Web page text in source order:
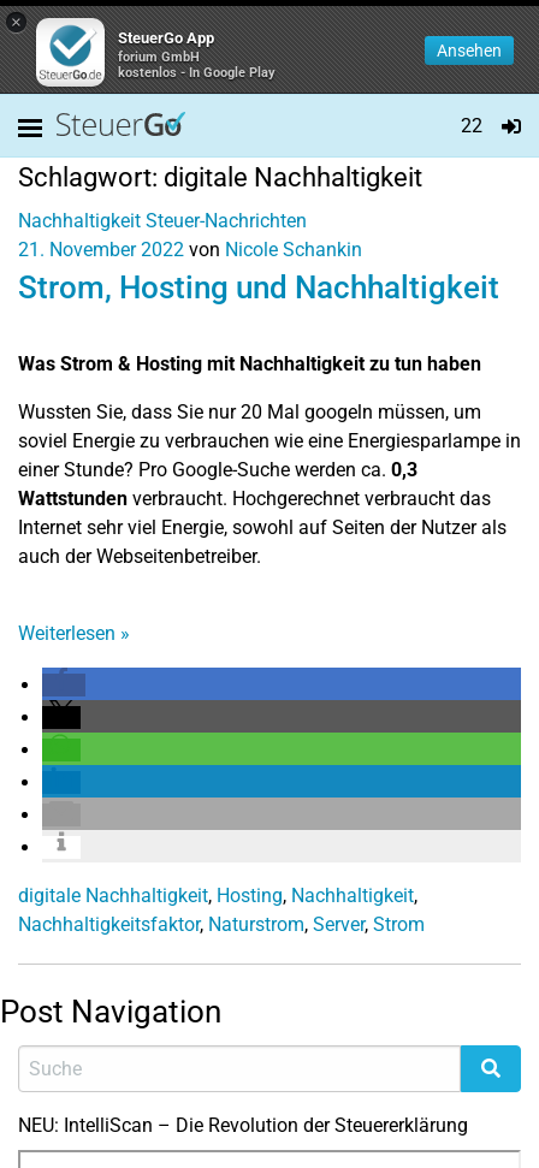
×
SteuerGo App
forium GmbH
kostenlos - In Google Play
Ansehen
22
Schlagwort: digitale Nachhaltigkeit
Nachhaltigkeit Steuer-Nachrichten
21. November 2022 von Nicole Schankin
Strom, Hosting und Nachhaltigkeit
Was Strom & Hosting mit Nachhaltigkeit zu tun haben
Wussten Sie, dass Sie nur 20 Mal googeln müssen, um
soviel Energie zu verbrauchen wie eine Energiesparlampe in
einer Stunde? Pro Google-Suche werden ca. 0,3
Wattstunden verbraucht. Hochgerechnet verbraucht das
Internet sehr viel Energie, sowohl auf Seiten der Nutzer als
auch der Webseitenbetreiber.
Weiterlesen »
digitale Nachhaltigkeit, Hosting, Nachhaltigkeit,
Nachhaltigkeitsfaktor, Naturstrom, Server, Strom
Post Navigation
NEU: IntelliScan – Die Revolution der Steuererklärung